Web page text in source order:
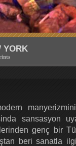
YORK
sansasyon
genç bir
beri sanatla